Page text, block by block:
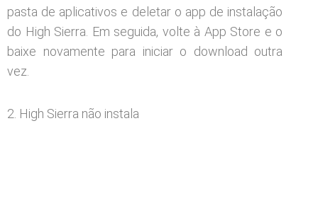
pasta de aplicativos e deletar o app de instalação
do High Sierra. Em seguida, volte à App Store e o
baixe novamente para iniciar o download outra
vez.
2. High Sierra não instala